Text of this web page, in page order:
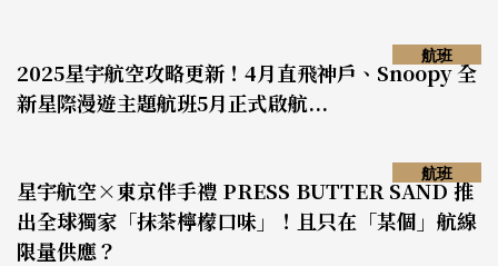
2025星宇航空攻略更新！4月直飛神戶、Snoopy 全
新星際漫遊主題航班5月正式啟航...
航班
星宇航空×東京伴手禮 PRESS BUTTER SAND 推
出全球獨家「抹茶檸檬口味」！且只在「某個」航線
限量供應？
航班